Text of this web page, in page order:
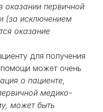
первичной
(за исключением
оказание
для получения
может очень
о пациенте,
медико-
может быть